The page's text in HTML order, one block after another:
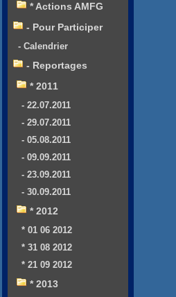
* Actions AMFG
- Pour Participer
- Calendrier
- Reportages
* 2011
- 22.07.2011
- 29.07.2011
- 05.08.2011
- 09.09.2011
- 23.09.2011
- 30.09.2011
* 2012
* 01 06 2012
* 31 08 2012
* 21 09 2012
* 2013